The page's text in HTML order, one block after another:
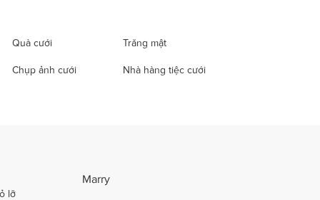
Quà cưới Trăng mật
Chụp ảnh cưới Nhà hàng tiệc cưới
lỡ
Marry